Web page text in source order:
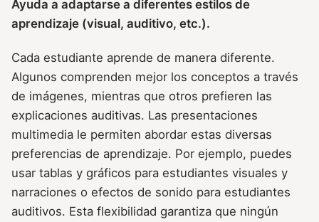
Ayuda a adaptarse a diferentes estilos de
aprendizaje (visual, auditivo, etc.).
Cada estudiante aprende de manera diferente.
Algunos comprenden mejor los conceptos a través
de imágenes, mientras que otros prefieren las
explicaciones auditivas. Las presentaciones
multimedia le permiten abordar estas diversas
preferencias de aprendizaje. Por ejemplo, puedes
usar tablas y gráficos para estudiantes visuales y
narraciones o efectos de sonido para estudiantes
auditivos. Esta flexibilidad garantiza que ningún